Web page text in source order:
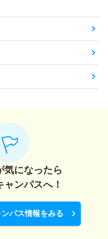
気になったら
ャンパスへ！
パス情報をみる